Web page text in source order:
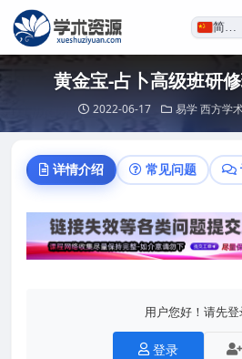
简
黄金宝-占卜高级班研
2022-06-17 易学西方学
详情介绍 常见问题
用户您好！请先登
登录